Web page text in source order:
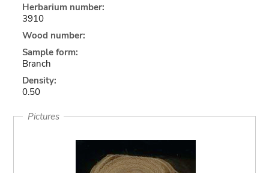
Herbarium number:
3910
Wood number:
Sample form:
Branch
Density:
0.50
Pictures